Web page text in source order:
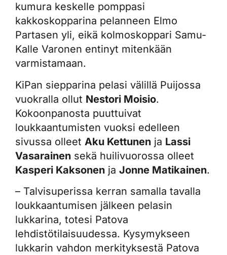
kumura keskelle pomppasi
kakkoskopparina pelanneen Elmo
Partasen yli, eikä kolmoskoppari Samu-
Kalle Varonen entinyt mitenkään
varmistamaan.
KiPan siepparina pelasi välillä Puijossa
vuokralla ollut Nestori Moisio.
Kokoonpanosta puuttuivat
loukkaantumisten vuoksi edelleen
sivussa olleet Aku Kettunen ja Lassi
Vasarainen sekä huilivuorossa olleet
Kasperi Kaksonen ja Jonne Matikainen.
– Talvisuperissa kerran samalla tavalla
loukkaantumisen jälkeen pelasin
lukkarina, totesi Patova
lehdistötilaisuudessa. Kysymykseen
lukkarin vahdon merkityksestä Patova